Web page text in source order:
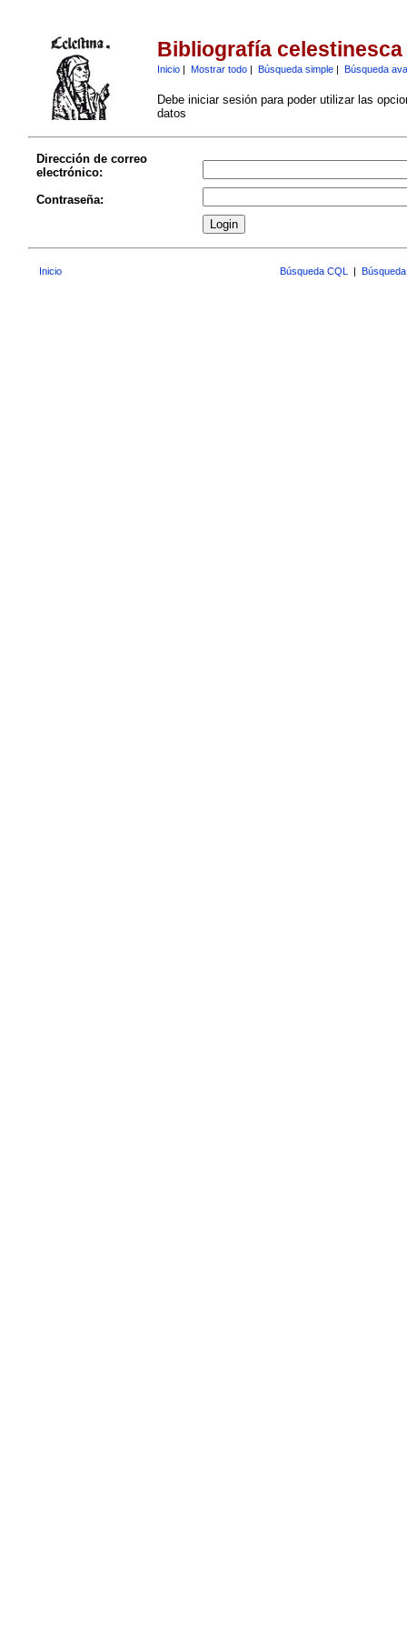
Bibliografía celestinesca
Inicio| Mostrar todo| Búsqueda simple| Búsqueda
Debe iniciar sesión para poder utilizar las
datos
Dirección de correo
electrónico:
Contraseña:
Inicio Búsqueda CQL |